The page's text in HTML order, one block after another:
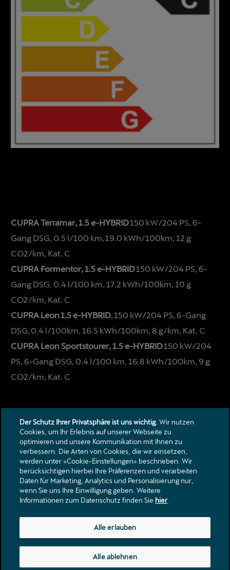
CUPRA Terramar, 1.5 e-HYBRID150 kW/204 PS, 6-
Gang DSG, 0.5 l/100 km, 19.0 kWh/100km, 12 g
CO2/km, Kat. C
CUPRA Formentor, 1.5 e-HYBRID150 kW/204 PS, 6-
Gang DSG, 0.4 l/100 km, 17.2 kWh/100km, 10 g
CO2/km, Kat. C
CUPRA Leon 1.5 e-HYBRID , 150 kW/204 PS, 6-Gang
DSG, 0.4 l/100km, 16.5 kWh/100km, 8 g/km, Kat. C
CUPRA Leon Sportstourer, 1.5 e-HYBRID150 kW/204
PS, 6-Gang DSG, 0.4 l/100 km, 16.8 kWh/100km, 9 g
CO2/km, Kat. C
Landstrasse 62
5436 Würenlos
info@centrum-garage.ch
Kontakt
Kataloge & Preislisten
Rechtliche Hinweise
Datenschutzerklärung
Der Schutz Ihrer Privatsphäre ist uns wichtig. Wir nutzen
Cookies, um Ihr Erlebnis auf unserer Webseite zu
optimieren und unsere Kommunikation mit Ihnen zu
verbessern. Die Arten von Cookies, die wir einsetzen,
werden unter «Cookie-Einstellungen» beschrieben. Wir
berücksichtigen hierbei Ihre Präferenzen und verarbeiten
Daten für Marketing, Analytics und Personalisierung nur,
wenn Sie uns Ihre Einwilligung geben. Weitere
Informationen zum Datenschutz finden Sie hier.
Alle ablehnen
Alle erlauben